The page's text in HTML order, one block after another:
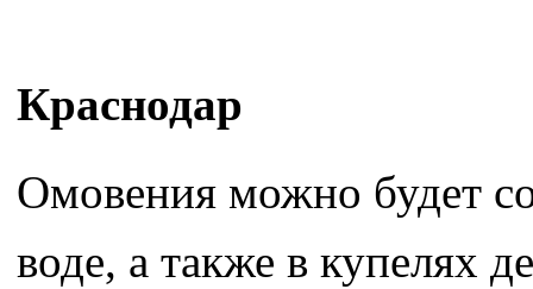
Краснодар
Омовения можно будет
воде, а также в купелях